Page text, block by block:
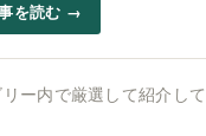
を読む →
ー内で厳選して紹介し